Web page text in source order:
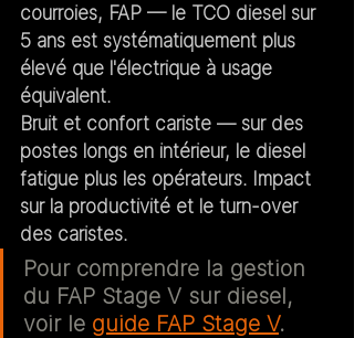
courroies, FAP — le TCO diesel sur
5 ans est systématiquement plus
élevé que l'électrique à usage
équivalent.
Bruit et confort cariste — sur des
postes longs en intérieur, le diesel
fatigue plus les opérateurs. Impact
sur la productivité et le turn-over
des caristes.
Pour comprendre la gestion
du FAP Stage V sur diesel,
voir le guide FAP Stage V.